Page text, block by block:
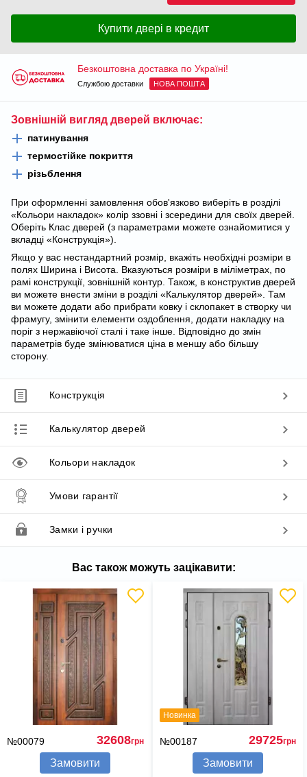
Купити двері в кредит
Безкоштовна доставка по Україні!
Службою доставки НОВА ПОШТА
Зовнішній вигляд дверей включає:
патинування
термостійке покриття
різьблення
При оформленні замовлення обов'язково виберіть в розділі
«Кольори накладок» колір ззовні і зсередини для своїх дверей.
Оберіть Клас дверей (з параметрами можете ознайомитися у
вкладці «Конструкція»).
Якщо у вас нестандартний розмір, вкажіть необхідні розміри в
полях Ширина і Висота. Вказуються розміри в міліметрах, по
рамі конструкції, зовнішній контур. Також, в конструктив дверей
ви можете внести зміни в розділі «Калькулятор дверей». Там
ви можете додати або прибрати ковку і склопакет в створку чи
фрамугу, змінити елементи оздоблення, додати накладку на
поріг з нержавіючої сталі і таке інше. Відповідно до змін
параметрів буде змінюватися ціна в меншу або більшу
сторону.
Конструкція
Калькулятор дверей
Кольори накладок
Умови гарантії
Замки і ручки
Вас також можуть зацікавити:
№00079 32608грн
Замовити
Новинка
№00187 29725грн
Замовити